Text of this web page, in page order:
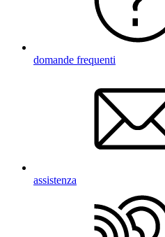
domande frequenti
assistenza